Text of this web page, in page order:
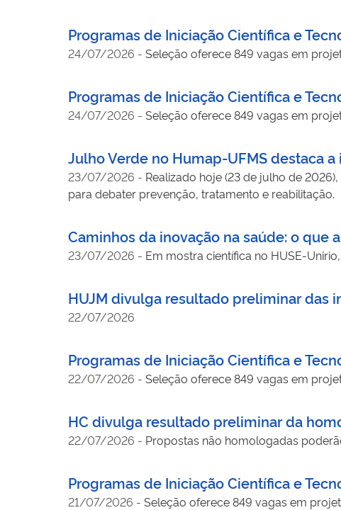
Programas de Iniciação Científica e
24/07/2026 - Seleção oferece 849 vagas em
Programas de Iniciação Científica e
24/07/2026 - Seleção oferece 849 vagas em
Julho Verde no Humap-UFMS destaca
23/07/2026 - Realizado hoje (23 de julho de
para debater prevenção, tratamento e reabilitação.
Caminhos da inovação na saúde: o que
23/07/2026 - Em mostra científica no HUSE-
HUJM divulga resultado preliminar das
22/07/2026
Programas de Iniciação Científica e
22/07/2026 - Seleção oferece 849 vagas em
HC divulga resultado preliminar da
22/07/2026 - Propostas não homologadas
Programas de Iniciação Científica e
21/07/2026 - Seleção oferece 849 vagas em